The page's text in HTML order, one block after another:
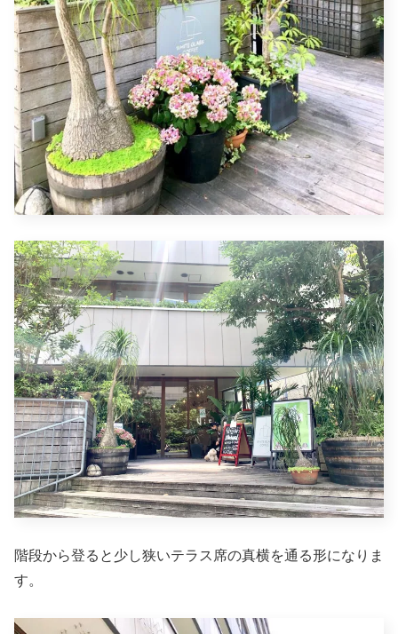
階段から登ると少し狭いテラス席の真横を通る形になりま
す。